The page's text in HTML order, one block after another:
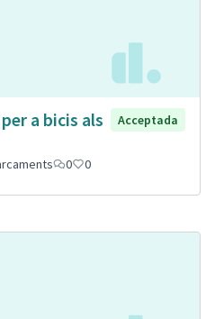
a bicis als
Acceptada
0 0